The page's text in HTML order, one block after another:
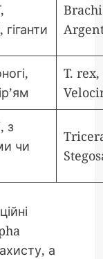
гіганти
T. rex,
з
чи
а